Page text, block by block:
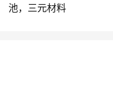
池，三元材料